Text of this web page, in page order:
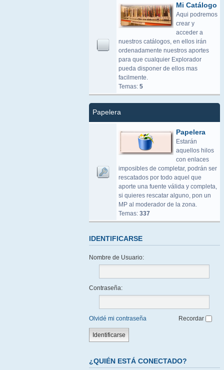
Mi Catálogo
Aqui podremos
crear y
acceder a
nuestros catálogos, en ellos irán
ordenadamente nuestros aportes
para que cualquier Explorador
pueda disponer de ellos mas
facilmente.
Temas: 5
Papelera
Papelera
Estarán
aquellos hilos
con enlaces
imposibles de completar, podrán ser
rescatados por todo aquel que
aporte una fuente válida y completa,
si quieres rescatar alguno, pon un
MP al moderador de la zona.
Temas: 337
IDENTIFICARSE
Nombre de Usuario:
Contraseña:
Olvidé mi contraseña Recordar
¿QUIÉN ESTÁ CONECTADO?